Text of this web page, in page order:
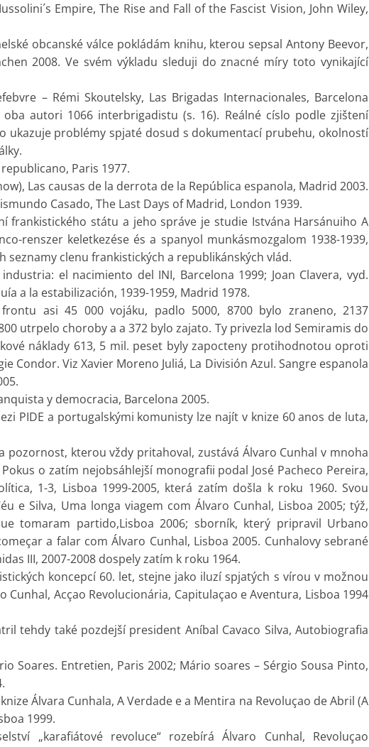
Empire, The Rise and Fall of the Fascist Vision, John Wiley,
obcanské válce pokládám knihu, kterou sepsal Antony Beevor,
2008. Ve svém výkladu sleduji do znacné míry toto vynikající
– Rémi Skoutelsky, Las Brigadas Internacionales, Barcelona
oba autori 1066 interbrigadistu (s. 16). Reálné císlo podle zjištení
ukazuje problémy spjaté dosud s dokumentací prubehu, okolností
Paris 1977.
Las causas de la derrota de la República espanola, Madrid 2003.
Casado, The Last Days of Madrid, London 1939.
frankistického státu a jeho správe je studie Istvána Harsánuiho A
renszer keletkezése és a spanyol munkásmozgalom 1938-1939,
seznamy clenu frankistických a republikánských vlád.
el nacimiento del INI, Barcelona 1999; Joan Clavera, vyd.
a la estabilización, 1939-1959, Madrid 1978.
asi 45 000 vojáku, padlo 5000, 8700 bylo zraneno, 2137
utrpelo choroby a a 372 bylo zajato. Ty privezla lod Semiramis do
náklady 613, 5 mil. peset byly zapocteny protihodnotou oproti
Condor. Viz Xavier Moreno Juliá, La División Azul. Sangre espanola
y democracia, Barcelona 2005.
PIDE a portugalskými komunisty lze najít v knize 60 anos de luta,
pozornost, kterou vždy pritahoval, zustává Álvaro Cunhal v mnoha
o zatím nejobsáhlejší monografii podal José Pacheco Pereira,
1-3, Lisboa 1999-2005, která zatím došla k roku 1960. Svou
e Silva, Uma longa viagem com Álvaro Cunhal, Lisboa 2005; týž,
tomaram partido,Lisboa 2006; sborník, který pripravil Urbano
a falar com Álvaro Cunhal, Lisboa 2005. Cunhalovy sebrané
III, 2007-2008 dospely zatím k roku 1964.
koncepcí 60. let, stejne jako iluzí spjatých s vírou v možnou
Cunhal, Acçao Revolucionária, Capitulaçao e Aventura, Lisboa 1994
tehdy také pozdejší president Aníbal Cavaco Silva, Autobiografia
Soares. Entretien, Paris 2002; Mário soares – Sérgio Sousa Pinto,
Álvara Cunhala, A Verdade e a Mentira na Revoluçao de Abril (A
1999.
„karafiátové revoluce“ rozebírá Álvaro Cunhal, Revoluçao